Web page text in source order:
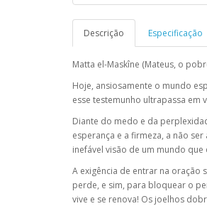
Descrição Especificação
Matta el-Maskîne (Mateus, o
Hoje, ansiosamente o mundo
esse testemunho ultrapassa em
Diante do medo e da
esperança e a firmeza, a não
inefável visão de um mundo
A exigência de entrar na oração
perde, e sim, para bloquear o
vive e se renova! Os joelhos